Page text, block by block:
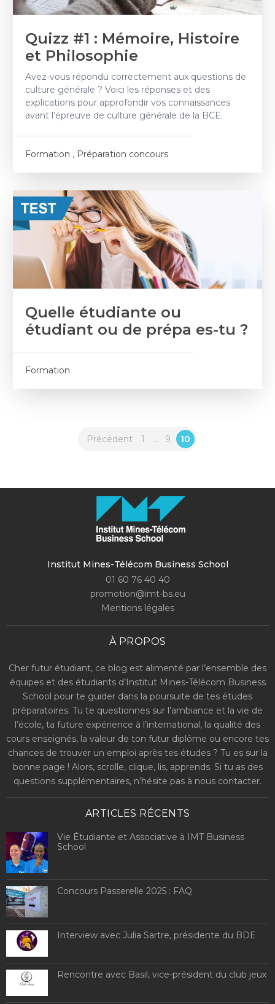
Quizz #1 : Mémoire, Histoire
et Philosophie
Avez-vous répondu correctement aux questions de
culture générale ? Voici les réponses et des
explications pour approfondir vos connaissances
avant l’épreuve de culture générale de la BCE.
Formation , Préparation concours
Quelle étudiante ou
étudiant ou de prépa es-tu ?
Formation
Précédent 1 ... 9 10
Institut Mines-Télécom Business School
01 60 76 40 40
promotion@imt-bs.eu
Mentions légales
À PROPOS
Cher futur étudiant, ce blog est alimenté par l’ensemble des
équipes et des étudiants d’Institut Mines-Télécom Business
School pour te guider dans la poursuite de tes études
préparatoires. Tu te questionnes sur l’ambiance et la vie de
l’école, ta future expérience à l’international, la qualité des
cours enseignés, la valeur de ton futur diplôme ou encore tes
chances de trouver un emploi après tes études ? Tu es sur la
bonne page ! Alors, scrolle, clique, lis, apprends. Si tu as des
questions supplémentaires, n’hésite pas à nous contacter.
ARTICLES RÉCENTS
Vie Étudiante et Associative à IMT Business
School
Concours Passerelle 2025 : FAQ
Interview avec Julia Sartre, présidente du BDE
Rencontre avec Basil, vice-président du club jeux